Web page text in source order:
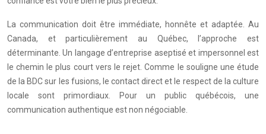
La communication doit être immédiate, honnête et adaptée. Au
Canada, et particulièrement au Québec, l’approche est
déterminante. Un langage d’entreprise aseptisé et impersonnel est
le chemin le plus court vers le rejet. Comme le souligne une étude
de la BDC sur les fusions, le contact direct et le respect de la culture
locale sont primordiaux. Pour un public québécois, une
communication authentique est non négociable.